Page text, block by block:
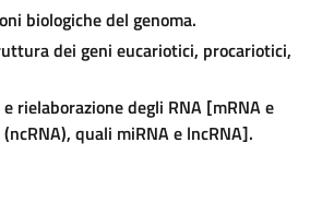
biologiche del genoma.
dei geni eucariotici, procariotici,
rielaborazione degli RNA [mRNA e
quali miRNA e lncRNA].